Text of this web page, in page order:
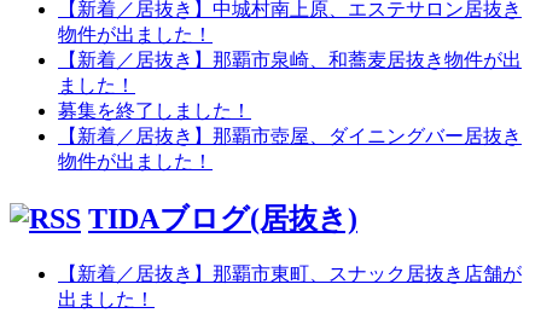
【新着／居抜き】中城村南上原、エステサロン居抜き
物件が出ました！
【新着／居抜き】那覇市泉崎、和蕎麦居抜き物件が出
ました！
募集を終了しました！
【新着／居抜き】那覇市壺屋、ダイニングバー居抜き
物件が出ました！
TIDAブログ(居抜き)
【新着／居抜き】那覇市東町、スナック居抜き店舗が
出ました！